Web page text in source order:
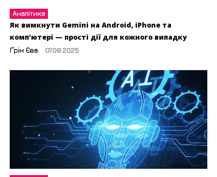
Аналітика
Як вимкнути Gemini на Android, iPhone та
комп’ютері — прості дії для кожного випадку
Ґрін Єва - 07.08.2025